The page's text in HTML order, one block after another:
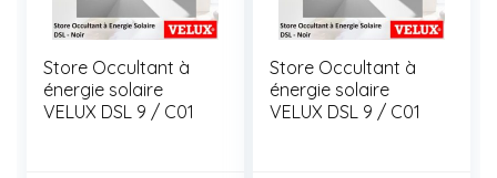
Store Occultant à
énergie solaire
VELUX DSL 9 / C01
Store Occultant à
énergie solaire
VELUX DSL 9 / C01